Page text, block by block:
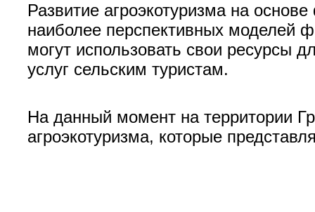
Развитие агроэкотуризма на
наиболее перспективных моделей
могут использовать свои ресурсы
услуг сельским туристам.
На данный момент на территории
агроэкотуризма, которые